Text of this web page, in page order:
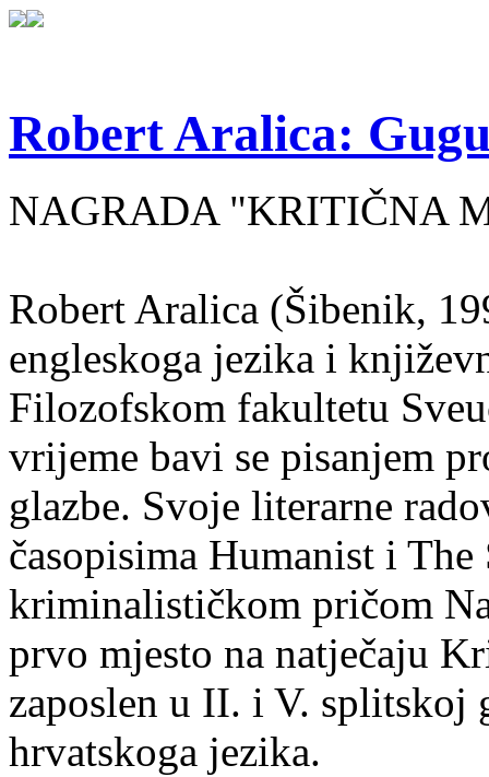
Robert Aralica:
NAGRADA "KRITIČNA
Robert Aralica (Šibenik,
engleskoga jezika i
Filozofskom fakultetu
vrijeme bavi se pisanjem
glazbe. Svoje literarne
časopisima Humanist i
kriminalističkom pričom
prvo mjesto na natječaju
zaposlen u II. i V. splitskoj
hrvatskoga jezika.